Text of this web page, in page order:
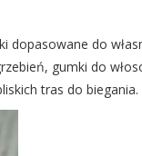
do
gumki do
tras do biegania.